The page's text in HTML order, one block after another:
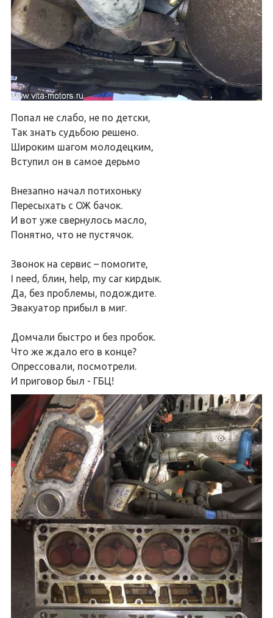
Попал не слабо, не по детски,
Так знать судьбою решено.
Широким шагом молодецким,
Вступил он в самое дерьмо
Внезапно начал потихоньку
Пересыхать с ОЖ бачок.
И вот уже свернулось масло,
Понятно, что не пустячок.
Звонок на сервис – помогите,
I need, блин, help, my car кирдык.
Да, без проблемы, подождите.
Эвакуатор прибыл в миг.
Домчали быстро и без пробок.
Что же ждало его в конце?
Опрессовали, посмотрели.
И приговор был - ГБЦ!